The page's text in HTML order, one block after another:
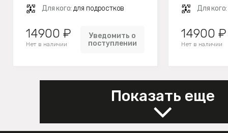
Для кого: для подростков
14900 ₽
Нет в наличии
Уведомить о
поступлении
Для кого:
14900 ₽
Нет в наличии
Показать еще